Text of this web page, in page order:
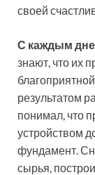
своей
С каждым
знают, что их
результатом
понимал, что
устройством
фундамент.
сырья,